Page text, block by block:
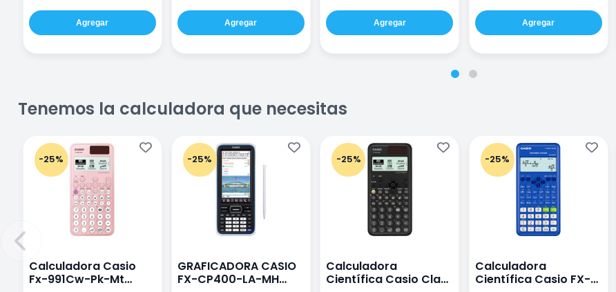
Agregar Agregar Agregar Agregar
Tenemos la calculadora que necesitas
-25%
Calculadora Casio
Fx-991Cw-Pk-Mt
-25%
GRAFICADORA CASIO
FX-CP400-LA-MH
-25%
Calculadora
Científica Casio Class
-25%
Calculadora
Científica Casio FX-